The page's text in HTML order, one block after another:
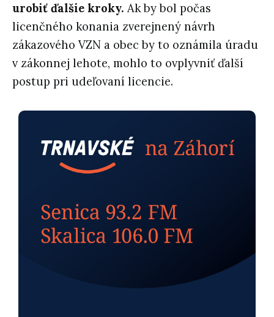
urobiť ďalšie kroky. Ak by bol počas
licenčného konania zverejnený návrh
zákazového VZN a obec by to oznámila úradu
v zákonnej lehote, mohlo to ovplyvniť ďalší
postup pri udeľovaní licencie.